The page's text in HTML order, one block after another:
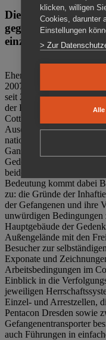
Die Gedenkstätte
gegen das
einzigartig.
Ehemalige politische
2007 den Verein
seit 2011 Eigentümer des
der Bautzener Straße und
Cottbus ist. Im Zentrum
Auseinandersetzung mit
nationalsozialistischen
Ganzjährig zeigen
Gedenkstätte Zuchthaus
beiden deutschen
Bedeutung kommt dabei
zu: die Gründe der
der Gefangenen und ihre
unwürdigen Bedingungen
Hauptgebäude der
Außengelände mit den
Besucher zur
Exponate und
Arbeitsbedingungen im
Einblick in die
jeweiligen
Einzel- und Arrestzellen,
Pentacon Dresden sowie
Gefangenentransporter
auch Führungen in
klicken, willigen
Cookies, darunter
Einstellungen
> Zur